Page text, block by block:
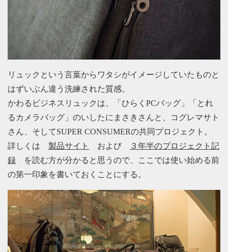
リュックという言葉からワタシがイメージしていたものと
はずいぶん違う洗練された質感。
かわるビジネスリュックは、「ひらくPCバッグ」「とれ
るカメラバッグ」のいしたにまさきさんと、コグレマサト
さん、そしてSUPER CONSUMERの共同プロジェクト。
詳しくは 製品サイト および
３年半のプロジェクト記
録 を読む方が分かると思うので、ここでは使い始める前
の第一印象を書いておくことにする。